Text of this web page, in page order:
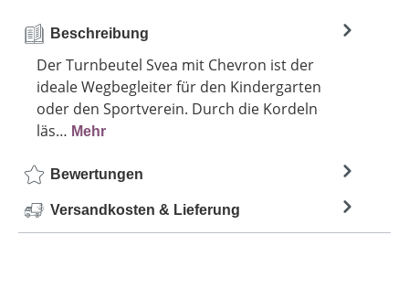
Beschreibung
Der Turnbeutel Svea mit Chevron ist der
ideale Wegbegleiter für den Kindergarten
oder den Sportverein. Durch die Kordeln
läs… Mehr
Bewertungen
Versandkosten & Lieferung